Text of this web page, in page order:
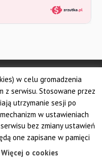
Frontis
Sądowych FRONTIS
Kuratorów Sądowych
Sądowych
Kuratorów Sądowych
Sądowych AUXILIUM
Sądowych
Kuratorów Sądowych
w celu gromadzenia
z serwisu. Stosowane przez
utrzymanie sesji po
w ustawieniach
bez zmiany ustawień
one zapisane w pamięci
Więcej o cookies